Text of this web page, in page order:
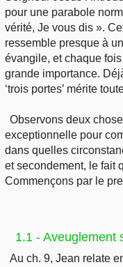
pour une parabole
vérité, Je vous dis ».
ressemble presque à
évangile, et chaque
grande importance.
‘trois portes’ mérite
Observons deux
exceptionnelle pour
dans quelles
et secondement, le fait
Commençons par le
1.1 - Aveuglement
Au ch. 9, Jean relate